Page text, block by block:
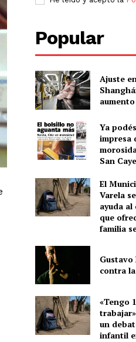
Popular
Ajuste
Ya
impresa
San
El
Varela
ayuda al
que
familia
contra
«Tengo
un
infantil